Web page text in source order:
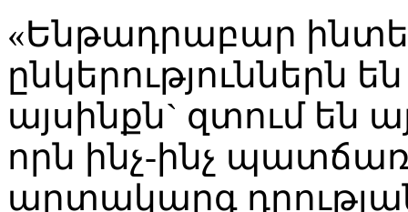
«Ենթադրաբար
ընկերություններն
այսինքն` զտում են
որն ինչ-ինչ
արտակարգ